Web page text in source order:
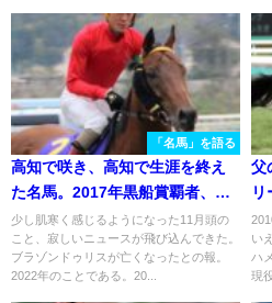
「名馬」を語る
高知で咲き、高知で生涯を終え
た名馬。2017年黒船賞覇者、ブ
ラゾンドゥリス
少し肌寒く感じるようになった11月頭の
こと、寂しいニュースが飛び込んできた。
ブラゾンドゥリスが亡くなったとの報。
2022年のことである。20...
父
士
い
ハ
現